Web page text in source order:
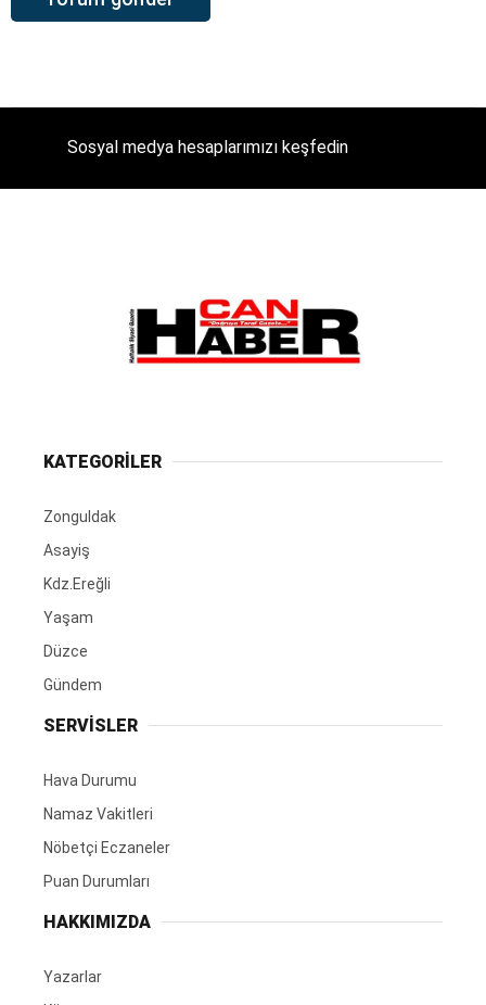
Sosyal medya hesaplarımızı keşfedin
KATEGORİLER
Zonguldak
Asayiş
Kdz.Ereğli
Yaşam
Düzce
Gündem
SERVİSLER
Hava Durumu
Namaz Vakitleri
Nöbetçi Eczaneler
Puan Durumları
HAKKIMIZDA
Yazarlar